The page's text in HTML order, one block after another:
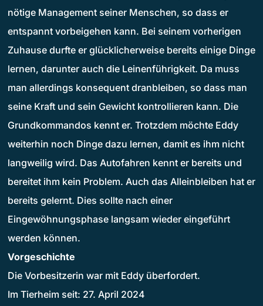
nötige Management seiner Menschen, so dass er
entspannt vorbeigehen kann. Bei seinem vorherigen
Zuhause durfte er glücklicherweise bereits einige Dinge
lernen, darunter auch die Leinenführigkeit. Da muss
man allerdings konsequent dranbleiben, so dass man
seine Kraft und sein Gewicht kontrollieren kann. Die
Grundkommandos kennt er. Trotzdem möchte Eddy
weiterhin noch Dinge dazu lernen, damit es ihm nicht
langweilig wird. Das Autofahren kennt er bereits und
bereitet ihm kein Problem. Auch das Alleinbleiben hat er
bereits gelernt. Dies sollte nach einer
Eingewöhnungsphase langsam wieder eingeführt
werden können.
Vorgeschichte
Die Vorbesitzerin war mit Eddy überfordert.
Im Tierheim seit: 27. April 2024